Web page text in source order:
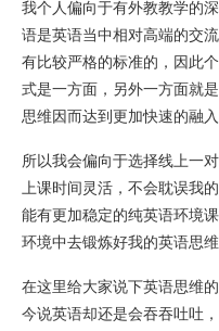
我个人偏向于有外教教学的
语是英语当中相对高端的交
有比较严格的标准的，因此
式是一方面，另外一方面就
思维因而达到更加快速的融入
所以我会偏向于选择线上一
上课时间灵活，不会耽误我
能有更加稳定的纯英语环境
环境中去锻炼好我的英语思维
在这里给大家说下英语思维
今说英语却还是会吞吞吐吐